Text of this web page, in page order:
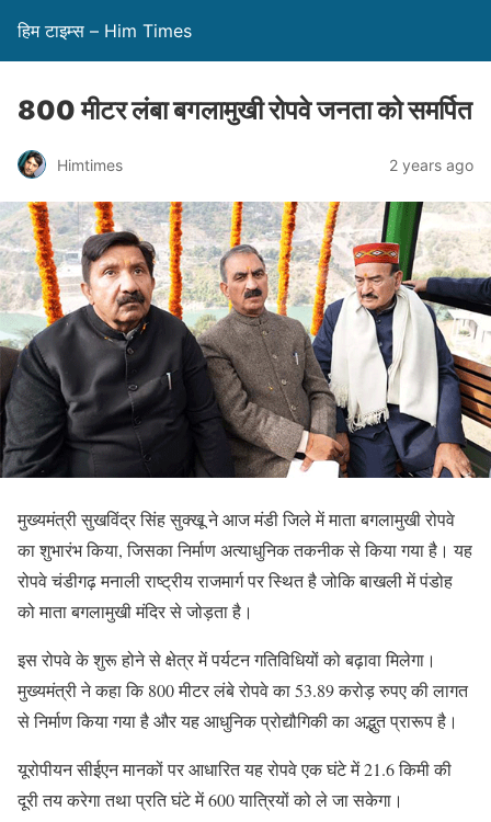
हिम टाइम्स – Him Times
800 मीटर लंबा बगलामुखी रोपवे जनता को समर्पित
Himtimes 2 years ago
मुख्यमंत्री सुखविंद्र सिंह सुक्खू ने आज मंडी जिले में माता बगलामुखी रोपवे
का शुभारंभ किया, जिसका निर्माण अत्याधुनिक तकनीक से किया गया है। यह
रोपवे चंडीगढ़ मनाली राष्ट्रीय राजमार्ग पर स्थित है जोकि बाखली में पंडोह
को माता बगलामुखी मंदिर से जोड़ता है।
इस रोपवे के शुरू होने से क्षेत्र में पर्यटन गतिविधियों को बढ़ावा मिलेगा।
मुख्यमंत्री ने कहा कि 800 मीटर लंबे रोपवे का 53.89 करोड़ रुपए की लागत
से निर्माण किया गया है और यह आधुनिक प्रोद्यौगिकी का अद्भुत प्रारूप है।
यूरोपीयन सीईएन मानकों पर आधारित यह रोपवे एक घंटे में 21.6 किमी की
दूरी तय करेगा तथा प्रति घंटे में 600 यात्रियों को ले जा सकेगा।